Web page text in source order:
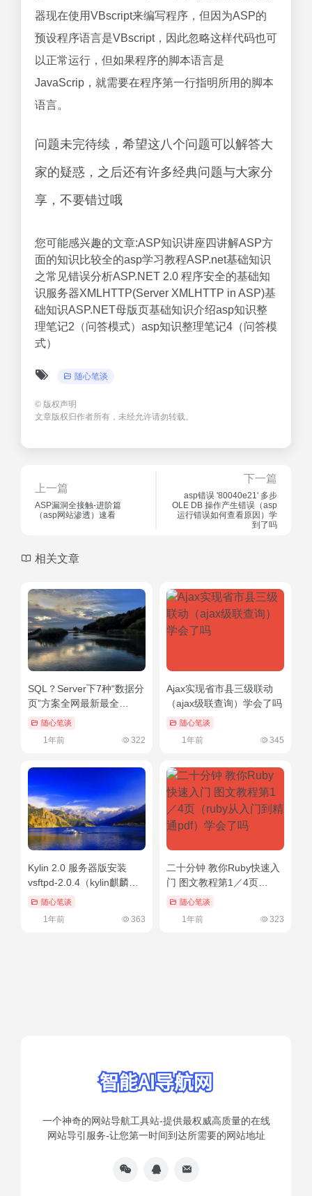
器现在使用VBscript来编写程序，但因为ASP的
预设程序语言是VBscript，因此忽略这样代码也可
以正常运行，但如果程序的脚本语言是
JavaScrip，就需要在程序第一行指明所用的脚本
语言。
问题未完待续，希望这八个问题可以解答大
家的疑惑，之后还有许多经典问题与大家分
享，不要错过哦
您可能感兴趣的文章:ASP知识讲座四讲解ASP方
面的知识比较全的asp学习教程ASP.net基础知识
之常见错误分析ASP.NET 2.0 程序安全的基础知
识服务器XMLHTTP(Server XMLHTTP in ASP)基
础知识ASP.NET母版页基础知识介绍asp知识整
理笔记2（问答模式）asp知识整理笔记4（问答模
式）
随心笔谈
© 版权声明
文章版权归作者所有，未经允许请勿转载。
上一篇
ASP漏洞全接触-进阶篇
（asp网站渗透）速看
下一篇
asp错误 '80040e21' 多步
OLE DB 操作产生错误（asp
运行错误如何查看原因）学
到了吗
相关文章
SQL？Server下7种“数据分
页”方案全网最新最全
（sqlserver数据库分页）
随心笔谈
1年前 322
Ajax实现省市县三级联动
（ajax级联查询）学会了吗
随心笔谈
1年前 345
Kylin 2.0 服务器版安装
vsftpd-2.0.4（kylin麒麟工
作室）学到了
随心笔谈
1年前 363
二十分钟 教你Ruby快速入
门 图文教程第1／4页
（ruby从入门到精通pdf）
随心笔谈
1年前 323
一个神奇的网站导航工具站-提供最权威高质量的在线
网站导引服务-让您第一时间到达所需要的网站地址